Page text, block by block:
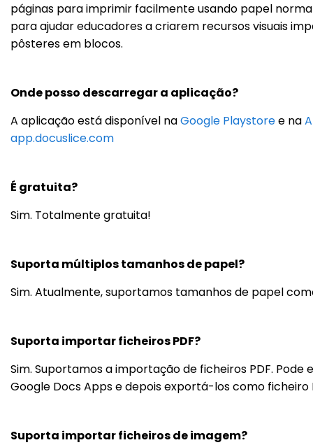
páginas para imprimir facilmente usando papel
para ajudar educadores a criarem recursos visuais
pôsteres em blocos.
Onde posso descarregar a aplicação?
A aplicação está disponível naGoogle Playstoree na
app.docuslice.com
É gratuita?
Sim. Totalmente gratuita!
Suporta múltiplos tamanhos de papel?
Sim. Atualmente, suportamos tamanhos de papel
Suporta importar ficheiros PDF?
Sim. Suportamos a importação de ficheiros PDF.
Google Docs Apps e depois exportá-los como
Suporta importar ficheiros de imagem?